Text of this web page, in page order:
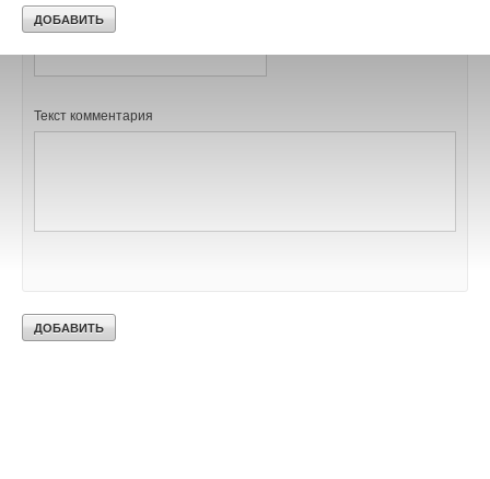
Ваш E-mail *
Текст комментария